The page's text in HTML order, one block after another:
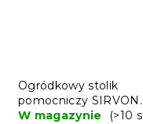
Ogródkowy stolik
pomocniczy SIRVON
metalowy 50x70 cm,
W magazynie (>10